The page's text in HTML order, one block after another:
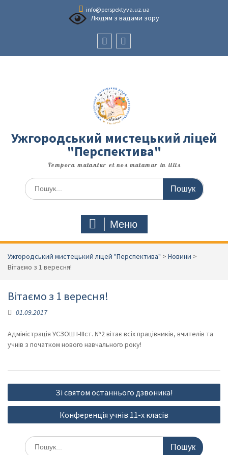
info@perspektyva.uz.ua
Людям з вадами зору
Ужгородський мистецький ліцей
"Перспектива"
Tempora mutantur et nos mutamur in illis
Шукати:
Меню
Ужгородський мистецький ліцей "Перспектива" > Новини >
Вітаємо з 1 вересня!
Вітаємо з 1 вересня!
01.09.2017
Адміністрація УСЗОШ І-ІІІст. №2 вітає всіх працівників, вчителів та
учнів з початком нового навчального року!
Навігація
записів
Зі святом останнього дзвоника!
Конференція учнів 11-х класів
Шукати: